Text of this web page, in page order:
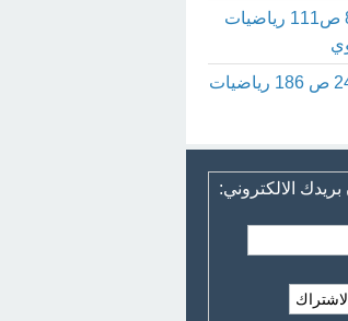
حل تمرين 85 ص111 رياضيات
حل التمرين 24 ص 186 رياضيات
الالكتروني: